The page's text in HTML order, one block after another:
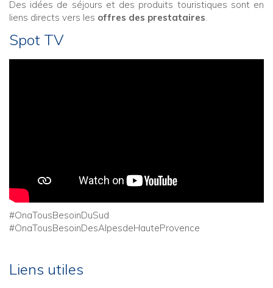
Des idées de séjours et des produits touristiques sont en
liens directs vers les offres des prestataires
Spot TV
#OnaTousBesoinDuSud
#OnaTousBesoinDesAlpesdeHauteProvence
Liens utiles